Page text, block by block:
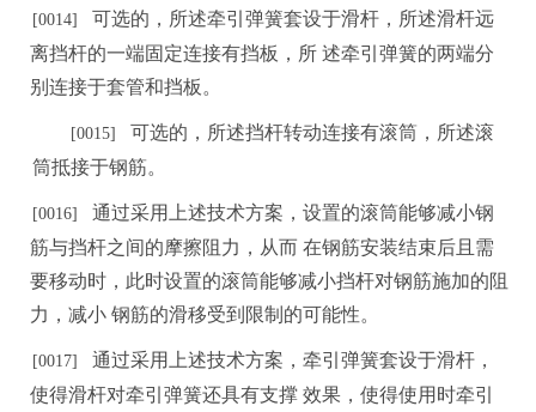
[0014] 可选的，所述牵引弹簧套设于滑杆，所述滑杆远
离挡杆的一端固定连接有挡板，所 述牵引弹簧的两端分
别连接于套管和挡板。
[0015] 可选的，所述挡杆转动连接有滚筒，所述滚
筒抵接于钢筋。
[0016] 通过采用上述技术方案，设置的滚筒能够减小钢
筋与挡杆之间的摩擦阻力，从而 在钢筋安装结束后且需
要移动时，此时设置的滚筒能够减小挡杆对钢筋施加的阻
力 ， 减小 钢筋的滑移受到限制的可能性。
[0017] 通过采用上述技术方案，牵引弹簧套设于滑杆，
使得滑杆对牵引弹簧还具有支撑 效果 ，使得使用时牵引